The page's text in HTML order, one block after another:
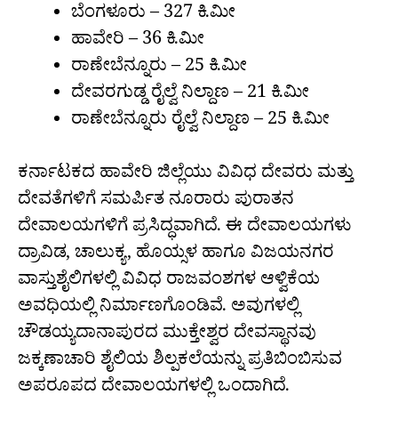
ಬೆಂಗಳೂರು – 327 ಕಿ.ಮೀ
ಹಾವೇರಿ – 36 ಕಿ.ಮೀ
ರಾಣೇಬೆನ್ನೂರು – 25 ಕಿ.ಮೀ
ದೇವರಗುಡ್ಡ ರೈಲ್ವೆ ನಿಲ್ದಾಣ – 21 ಕಿ.ಮೀ
ರಾಣೇಬೆನ್ನೂರು ರೈಲ್ವೆ ನಿಲ್ದಾಣ – 25 ಕಿ.ಮೀ
ಕರ್ನಾಟಕದ ಹಾವೇರಿ ಜಿಲ್ಲೆಯು ವಿವಿಧ ದೇವರು ಮತ್ತು
ದೇವತೆಗಳಿಗೆ ಸಮರ್ಪಿತ ನೂರಾರು ಪುರಾತನ
ದೇವಾಲಯಗಳಿಗೆ ಪ್ರಸಿದ್ಧವಾಗಿದೆ. ಈ ದೇವಾಲಯಗಳು
ದ್ರಾವಿಡ, ಚಾಲುಕ್ಯ, ಹೊಯ್ಸಳ ಹಾಗೂ ವಿಜಯನಗರ
ವಾಸ್ತುಶೈಲಿಗಳಲ್ಲಿ ವಿವಿಧ ರಾಜವಂಶಗಳ ಆಳ್ವಿಕೆಯ
ಅವಧಿಯಲ್ಲಿ ನಿರ್ಮಾಣಗೊಂಡಿವೆ. ಅವುಗಳಲ್ಲಿ
ಚೌಡಯ್ಯದಾನಾಪುರದ ಮುಕ್ತೇಶ್ವರ ದೇವಸ್ಥಾನವು
ಜಕ್ಕಣಾಚಾರಿ ಶೈಲಿಯ ಶಿಲ್ಪಕಲೆಯನ್ನು ಪ್ರತಿಬಿಂಬಿಸುವ
ಅಪರೂಪದ ದೇವಾಲಯಗಳಲ್ಲಿ ಒಂದಾಗಿದೆ.